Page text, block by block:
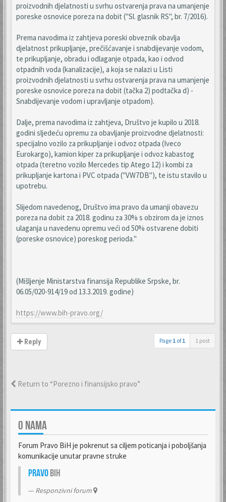
proizvodnih djelatnosti u svrhu ostvarenja prava na umanjenje
poreske osnovice poreza na dobit ("Sl. glasnik RS", br. 7/2016).
Prema navodima iz zahtjeva poreski obveznik obavlja
djelatnost prikupljanje, prečišćavanje i snabdijevanje vodom,
te prikupljanje, obradu i odlaganje otpada, kao i odvod
otpadnih voda (kanalizacije), a koja se nalazi u Listi
proizvodnih djelatnosti u svrhu ostvarenja prava na umanjenje
poreske osnovice poreza na dobit (tačka 2) podtačka d) -
Snabdijevanje vodom i upravljanje otpadom).
Dalje, prema navodima iz zahtjeva, Društvo je kupilo u 2018.
godini sljedeću opremu za obavljanje proizvodne djelatnosti:
specijalno vozilo za prikupljanje i odvoz otpada (Iveco
Eurokargo), kamion kiper za prikupljanje i odvoz kabastog
otpada (teretno vozilo Mercedes tip Atego 12) i kombi za
prikupljanje kartona i PVC otpada ("VW7DB"), te istu stavilo u
upotrebu.
Slijedom navedenog, Društvo ima pravo da umanji obavezu
poreza na dobit za 2018. godinu za 30% s obzirom da je iznos
ulaganja u navedenu opremu veći od 50% ostvarene dobiti
(poreske osnovice) poreskog perioda."
(Mišljenje Ministarstva finansija Republike Srpske, br.
06.05/020-914/19 od 13.3.2019. godine)
https://www.bih-pravo.org/
Reply Page 1 of1 1 post
Return to “Porezno i finansijsko pravo”
O NAMA
Forum Pravo BiH je pokrenut sa ciljem poticanja i poboljšanja
komunikacije unutar pravne struke
PravoBiH
Responzivni forum